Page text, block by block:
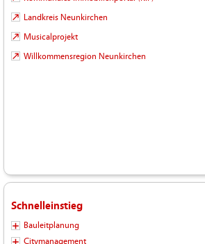
Landkreis Neunkirchen
Musicalprojekt
Willkommensregion Neunkirchen
Schnelleinstieg
Bauleitplanung
Citymanagement